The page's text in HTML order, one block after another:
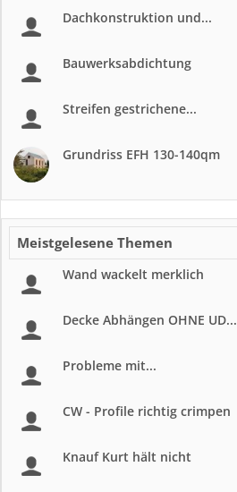
Dachkonstruktion und...
Bauwerksabdichtung
Streifen gestrichene...
Grundriss EFH 130-140qm
Meistgelesene Themen
Wand wackelt merklich
Decke Abhängen OHNE UD...
Probleme mit...
CW - Profile richtig crimpen
Knauf Kurt hält nicht